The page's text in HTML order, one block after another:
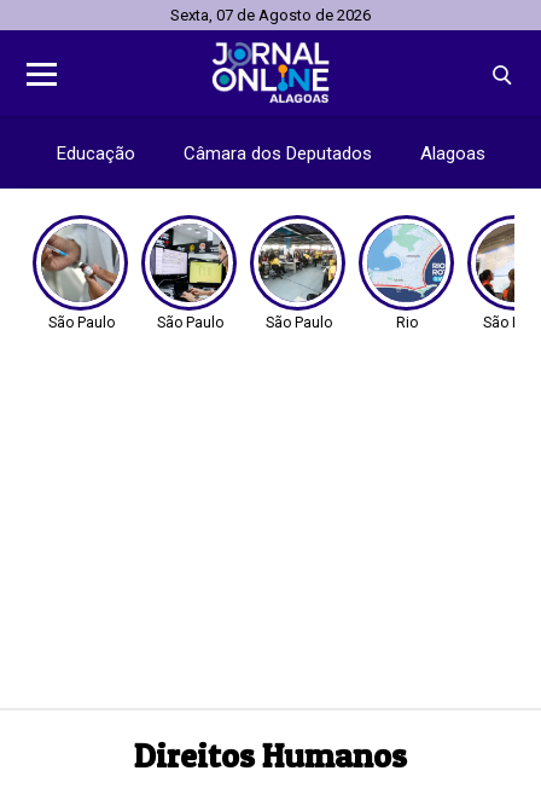
Sexta, 07 de Agosto de 2026
Educação Câmara dos Deputados Alagoas
São Paulo São Paulo São Paulo Rio São
Direitos Humanos